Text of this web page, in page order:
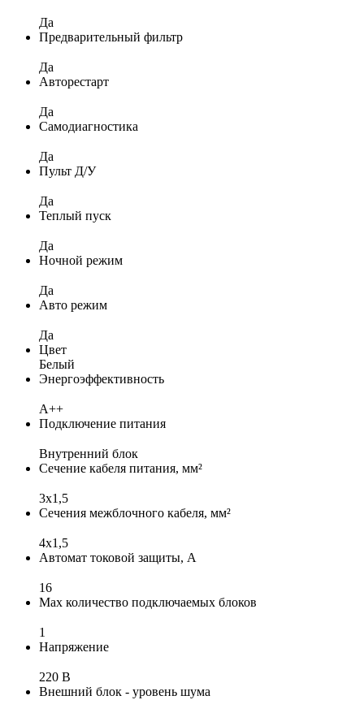
Да
Предварительный фильтр
Да
Авторестарт
Да
Самодиагностика
Да
Пульт Д/У
Да
Теплый пуск
Да
Ночной режим
Да
Авто режим
Да
Цвет
Белый
Энергоэффективность
A++
Подключение питания
Внутренний блок
Сечение кабеля питания, мм²
3x1,5
Сечения межблочного кабеля, мм²
4х1,5
Автомат токовой защиты, А
16
Max количество подключаемых блоков
1
Напряжение
220 В
Внешний блок - уровень шума